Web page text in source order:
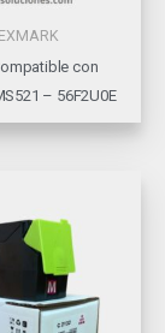
con
– 56F2U0E